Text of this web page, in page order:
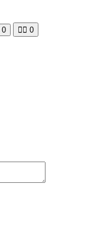
0 🧘‍♀️ 0